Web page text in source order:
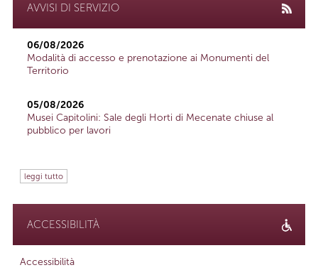
AVVISI DI SERVIZIO
06/08/2026
Modalità di accesso e prenotazione ai Monumenti del
Territorio
05/08/2026
Musei Capitolini: Sale degli Horti di Mecenate chiuse al
pubblico per lavori
leggi tutto
ACCESSIBILITÀ
Accessibilità